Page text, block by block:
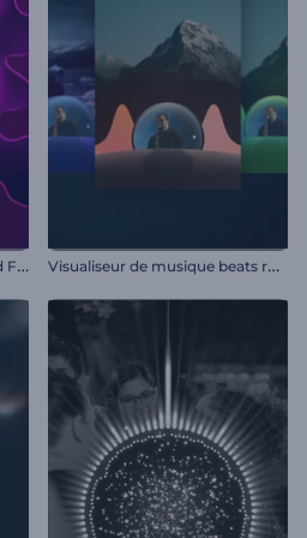
V
isualiseur de musique Liquid Flow V
isualiseur de musique beats rhytmiques